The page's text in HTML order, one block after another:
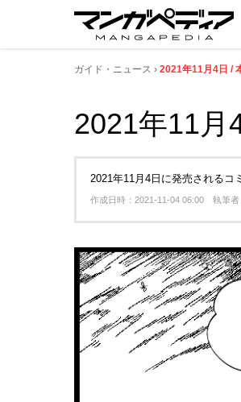
ガイド・ニュース 2021年11月4日 /
2021年11月
2021年11月4日に発売されるコ
作成日時：2021-11-04 06:00 執筆者